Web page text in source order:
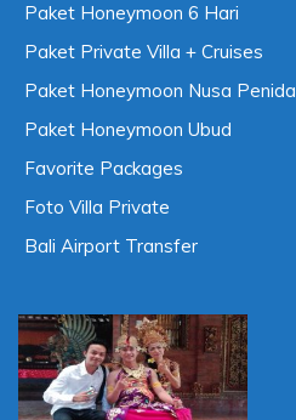
Paket Honeymoon 6 Hari
Paket Private Villa + Cruises
Paket Honeymoon Nusa Penida
Paket Honeymoon Ubud
Favorite Packages
Foto Villa Private
Bali Airport Transfer